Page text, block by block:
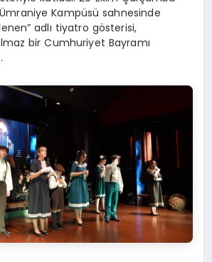
Kampüsü sahnesinde
adlı tiyatro gösterisi,
bir Cumhuriyet Bayramı
.